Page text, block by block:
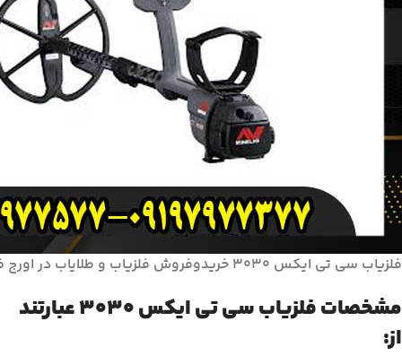
فلزیاب سی تی ایکس 3030 خریدوفروش فلزیاب و طلایاب در اورج فلزیاب
مشخصات فلزیاب سی تی ایکس 3030 عبارتند
از: